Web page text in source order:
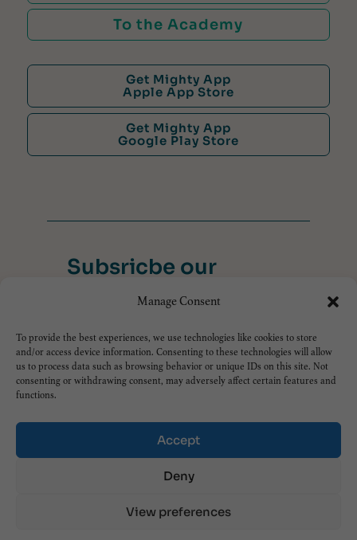
Manage Consent
To provide the best experiences, we use technologies like cookies to store
and/or access device information. Consenting to these technologies will allow
us to process data such as browsing behavior or unique IDs on this site. Not
consenting or withdrawing consent, may adversely affect certain features and
functions.
Accept
Deny
View preferences
To the Academy
Get Mighty App
Apple App Store
Get Mighty App
Google Play Store
Subsricbe our
Sign up for our newsletter and stay up to
Abonnieren
COPYRIGHT 2026 |
Soul Spark
Academy LTD